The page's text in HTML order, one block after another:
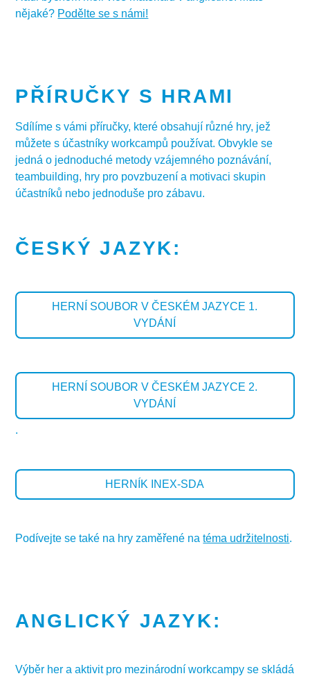
nějaké? Podělte se s námi!
PŘÍRUČKY S HRAMI
Sdílíme s vámi příručky, které obsahují různé hry, jež
můžete s účastníky workcampů používat. Obvykle se
jedná o jednoduché metody vzájemného poznávání,
teambuilding, hry pro povzbuzení a motivaci skupin
účastníků nebo jednoduše pro zábavu.
ČESKÝ JAZYK:
HERNÍ SOUBOR V ČESKÉM JAZYCE 1.
VYDÁNÍ
HERNÍ SOUBOR V ČESKÉM JAZYCE 2.
VYDÁNÍ
.
HERNÍK INEX-SDA
Podívejte se také na hry zaměřené natéma udržitelnosti.
ANGLICKÝ JAZYK:
Výběr her a aktivit pro mezinárodní workcampy se skládá